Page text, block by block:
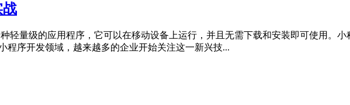
战
轻量级的应用程序，它可以在移动设备上运行，并且无需下载和安装即可使用。
序开发领域，越来越多的企业开始关注这一新兴技...